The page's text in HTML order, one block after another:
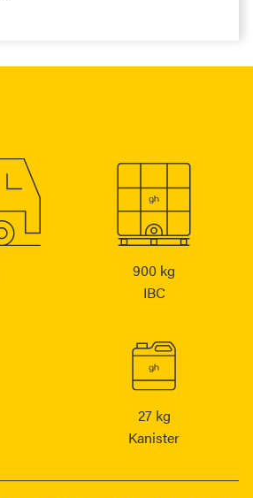
900 kg
IBC
27 kg
Kanister